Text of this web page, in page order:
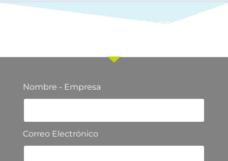
Ponte en contacto con
Nombre - Empresa
Correo Electrónico